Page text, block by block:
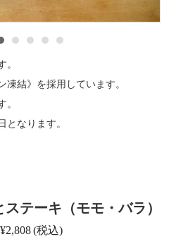
。
凍結》を採用しています。
。
となります。
テーキ（モモ・バラ）
¥2,808(税込)